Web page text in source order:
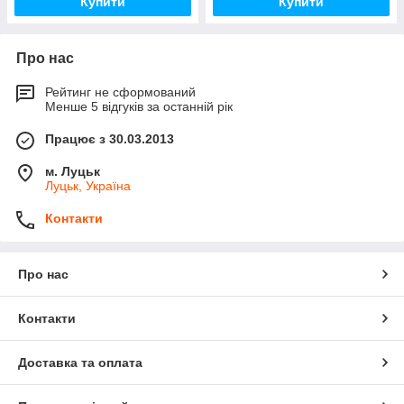
Про нас
Рейтинг не сформований
Менше 5 відгуків за останній рік
Працює з 30.03.2013
м. Луцьк
Луцьк, Україна
Контакти
Про нас
Контакти
Доставка та оплата